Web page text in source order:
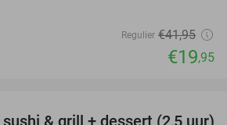
Regulier €41,95
€19,95
& grill + dessert (2,5 uur)